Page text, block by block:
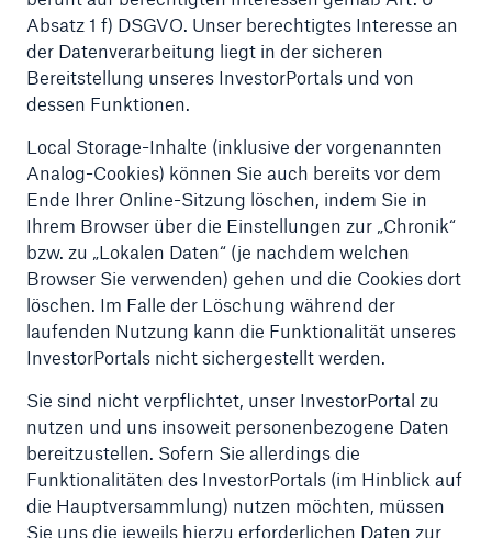
Absatz 1 f) DSGVO. Unser berechtigtes Interesse an
der Datenverarbeitung liegt in der sicheren
Bereitstellung unseres InvestorPortals und von
dessen Funktionen.
Local Storage-Inhalte (inklusive der vorgenannten
Analog-Cookies) können Sie auch bereits vor dem
Ende Ihrer Online-Sitzung löschen, indem Sie in
Ihrem Browser über die Einstellungen zur „Chronik“
bzw. zu „Lokalen Daten“ (je nachdem welchen
Browser Sie verwenden) gehen und die Cookies dort
löschen. Im Falle der Löschung während der
laufenden Nutzung kann die Funktionalität unseres
InvestorPortals nicht sichergestellt werden.
Sie sind nicht verpflichtet, unser InvestorPortal zu
nutzen und uns insoweit personenbezogene Daten
bereitzustellen. Sofern Sie allerdings die
Funktionalitäten des InvestorPortals (im Hinblick auf
die Hauptversammlung) nutzen möchten, müssen
Sie uns die jeweils hierzu erforderlichen Daten zur